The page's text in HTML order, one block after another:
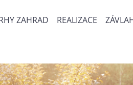
ZAHRAD REALIZACE